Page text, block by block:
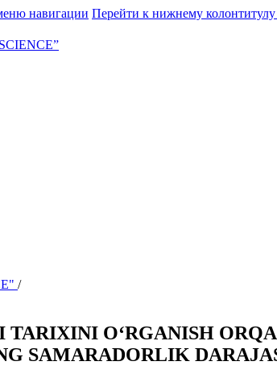
навигации Перейти к нижнему колонтитулу
/
TARIXINI O‘RGANISH
SAMARADORLIK